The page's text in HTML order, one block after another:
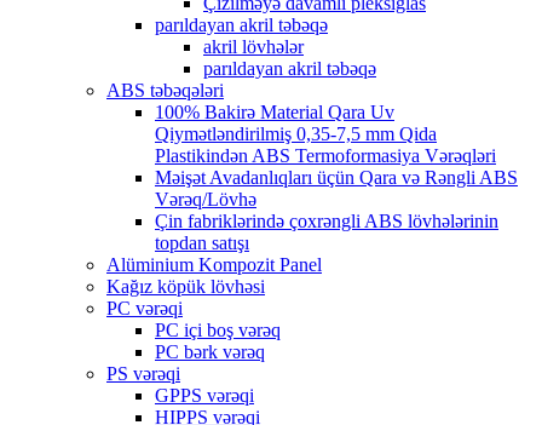
parıldayan akril təbəqə
akril lövhələr
parıldayan akril təbəqə
ABS təbəqələri
100% Bakirə Material Qara Uv
Qiymətləndirilmiş 0,35-7,5 mm Qida
Plastikindən ABS Termoformasiya Vərəqləri
Məişət Avadanlıqları üçün Qara və Rəngli ABS
Vərəq/Lövhə
Çin fabriklərində çoxrəngli ABS lövhələrinin
topdan satışı
Alüminium Kompozit Panel
Kağız köpük lövhəsi
PC vərəqi
PC içi boş vərəq
PC bərk vərəq
PS vərəqi
GPPS vərəqi
HIPPS vərəqi